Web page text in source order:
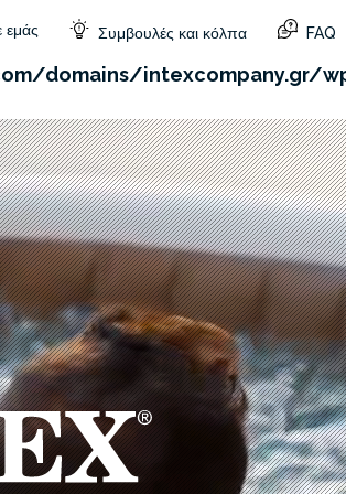
domains/intexcompany.gr/
εμάς Συμβουλές και κόλπα FAQ